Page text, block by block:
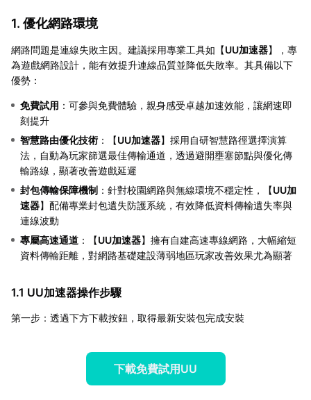
1. 優化網路環境
網路問題是連線失敗主因。建議採用專業工具如【UU加速器】，專
為遊戲網路設計，能有效提升連線品質並降低失敗率。其具備以下
優勢：
免費試用 ：可參與免費體驗，親身感受卓越加速效能，讓網速即
刻提升
智慧路由優化技術 ：【UU加速器】採用自研智慧路徑選擇演算
法，自動為玩家篩選最佳傳輸通道，透過避開壅塞節點與優化傳
輸路線，顯著改善遊戲延遲
封包傳輸保障機制 ：針對校園網路與無線環境不穩定性，【UU加
速器】配備專業封包遺失防護系統，有效降低資料傳輸遺失率與
連線波動
專屬高速通道 ：【UU加速器】擁有自建高速專線網路，大幅縮短
資料傳輸距離，對網路基礎建設薄弱地區玩家改善效果尤為顯著
1.1 UU加速器操作步驟
第一步：透過下方下載按鈕，取得最新安裝包完成安裝
下載免費試用UU